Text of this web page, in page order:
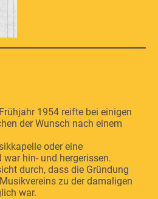
1954 reifte bei einigen
der Wunsch nach einem
oder eine
hin- und hergerissen.
durch, dass die Gründung
zu der damaligen
war.